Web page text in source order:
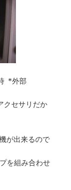
*外部
クセサリだか
が出来るので
を組み合わせ